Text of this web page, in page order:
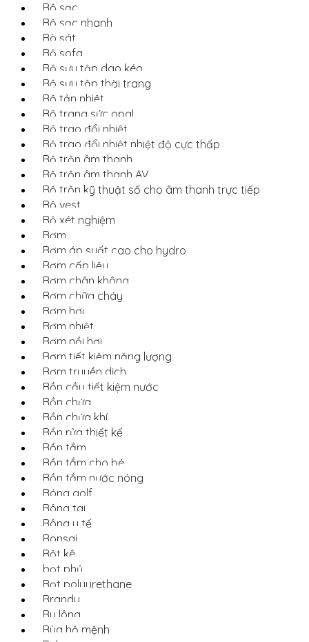
Bộ sạc
Bộ sạc nhanh
Bò sát
Bộ sofa
Bộ sưu tập dao kéo
Bộ sưu tập thời trang
Bộ tản nhiệt
Bộ trang sức opal
Bộ trao đổi nhiệt
Bộ trao đổi nhiệt nhiệt độ cực thấp
Bộ trộn âm thanh
Bộ trộn âm thanh AV
Bộ trộn kỹ thuật số cho âm thanh trực tiếp
Bộ vest
Bộ xét nghiệm
Bơm
Bơm áp suất cao cho hydro
Bơm cấp liệu
Bơm chân không
Bơm chữa cháy
Bơm hơi
Bơm nhiệt
Bơm nồi hơi
Bơm tiết kiệm năng lượng
Bơm truyền dịch
Bồn cầu tiết kiệm nước
Bồn chứa
Bồn chứa khí
Bồn rửa thiết kế
Bồn tắm
Bồn tắm cho bé
Bồn tắm nước nóng
Bóng golf
Bông tai
Bông y tế
Bonsai
Bột kê
bọt phủ
Bọt polyurethane
Brandy
Bu lông
Bùa hộ mệnh